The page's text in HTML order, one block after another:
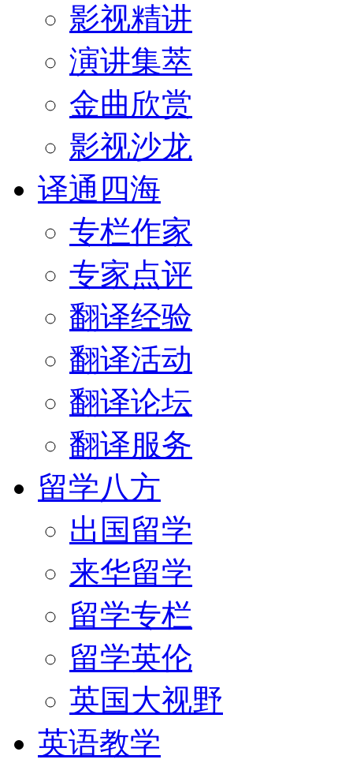
影视精讲
演讲集萃
金曲欣赏
影视沙龙
译通四海
专栏作家
专家点评
翻译经验
翻译活动
翻译论坛
翻译服务
留学八方
出国留学
来华留学
留学专栏
留学英伦
英国大视野
英语教学